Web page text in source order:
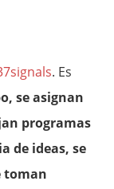
. Es
se asignan
programas
de ideas, se
toman